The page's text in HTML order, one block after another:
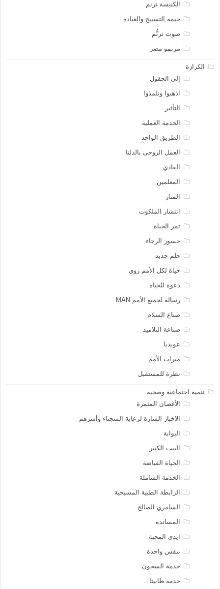
الكنيسة ترنم
خيمة التسبيح والعبادة
صوت ترنُّم
مرنمو مصر
الكرازة
إلى الحقول
اذهبوا وتلمذوا
التأثير
الخدمة العملية
الطريق الواحد
العمل الروحى بالدلتا
الفادي
المعلمين
المنار
انتشار الملكوت
ثمر الحياة
جسور الرجاء
حلم جديد
حياة لكل الأمم زوي
دعوة للحياة
رسالة لجميع الأمم MAN
صناع السلام
صناعة التلاميذ
عوبديا
ميراث الأمم
نظرة للمستقبل
تنمية اجتماعية وصحية
الأغصان المثمرة
الاخبار السارة لرعاية السجناء وأسرهم
البوابة
البيت الكبير
الحياة الفياضة
الخدمة الشاملة
الرابطة الطبية المسيحية
السامري الصالح
المسانده
ايدي المحبة
بنفس واحدة
خدمة السجون
خدمة طابيثا